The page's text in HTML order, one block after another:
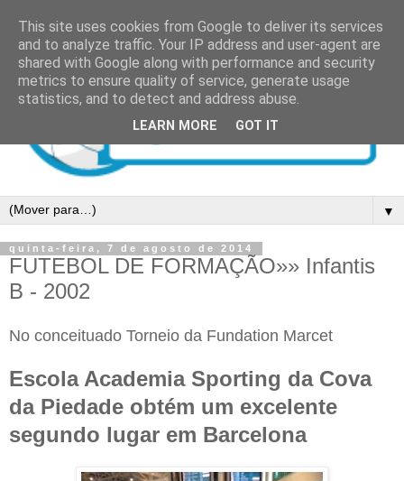
▼
quinta-feira, 7 de agosto de 2014
FUTEBOL DE FORMAÇÃO»» Infantis
B - 2002
No conceituado Torneio da Fundation Marcet
Escola Academia Sporting da Cova
da Piedade obtém um excelente
segundo lugar em Barcelona
This site uses cookies from Google to deliver its services
and to analyze traffic. Your IP address and user-agent are
shared with Google along with performance and security
metrics to ensure quality of service, generate usage
statistics, and to detect and address abuse.
LEARN MORE GOT IT